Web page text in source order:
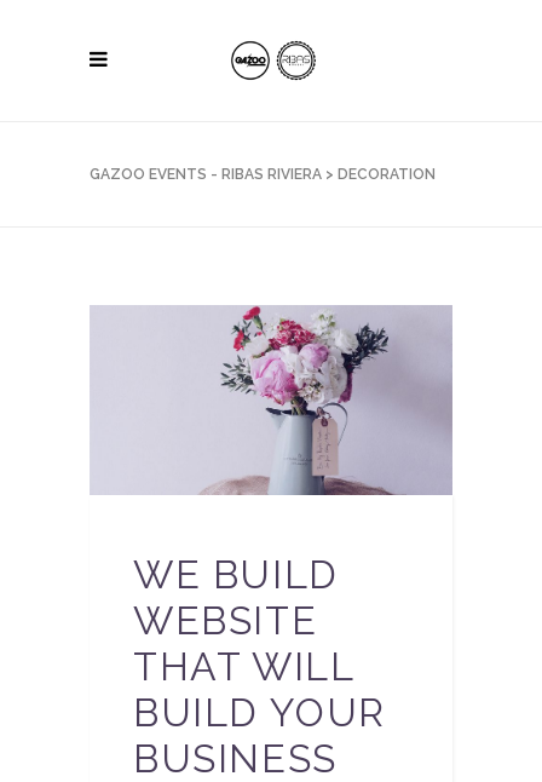
GAZOO EVENTS - RIBAS RIVIERA > DECORATION
WE BUILD
WEBSITE
THAT WILL
BUILD YOUR
BUSINESS